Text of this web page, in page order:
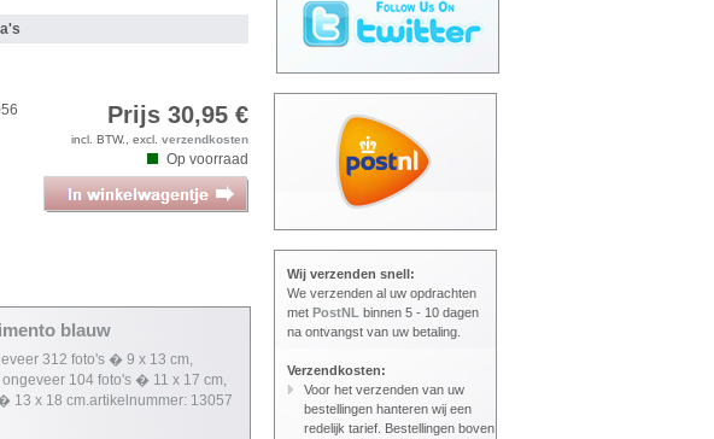
Wij verzenden snell:
We verzenden al uw opdrachten
met PostNL binnen 5 - 10 dagen
na ontvangst van uw betaling.
Verzendkosten:
Voor het verzenden van uw
bestellingen hanteren wij een
redelijk tarief. Bestellingen boven
Prijs 30,95 €
incl. BTW., excl. verzendkosten
Op voorraad
blauw
312 foto's � 9 x 13 cm,
104 foto's � 11 x 17 cm,
13 x 18 cm.artikelnummer: 13057